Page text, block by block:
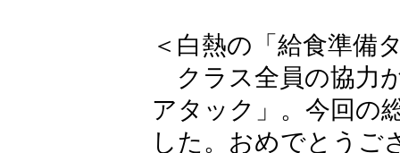
＜白熱の「給食準備
クラス全員の協力
アタック」。今回の
した。おめでとうご